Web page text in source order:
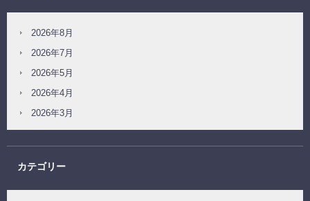
2026年8月
2026年7月
2026年5月
2026年4月
2026年3月
カテゴリー